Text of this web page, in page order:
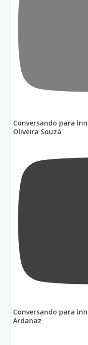
Conversando para
Oliveira Souza
Conversando para
Ardanaz